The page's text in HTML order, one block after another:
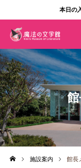
本日の
施設案内 館長
入館方法
Instagram
利用案内
施設案内
企画展
ショップ・カフェ